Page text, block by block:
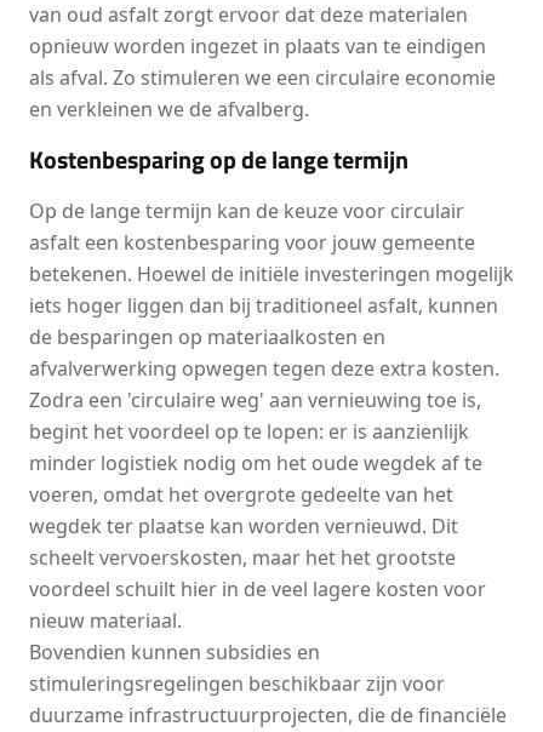
van oud asfalt zorgt ervoor dat deze materialen
opnieuw worden ingezet in plaats van te eindigen
als afval. Zo stimuleren we een circulaire economie
en verkleinen we de afvalberg.
Kostenbesparing op de lange termijn
Op de lange termijn kan de keuze voor circulair
asfalt een kostenbesparing voor jouw gemeente
betekenen. Hoewel de initiële investeringen mogelijk
iets hoger liggen dan bij traditioneel asfalt, kunnen
de besparingen op materiaalkosten en
afvalverwerking opwegen tegen deze extra kosten.
Zodra een 'circulaire weg' aan vernieuwing toe is,
begint het voordeel op te lopen: er is aanzienlijk
minder logistiek nodig om het oude wegdek af te
voeren, omdat het overgrote gedeelte van het
wegdek ter plaatse kan worden vernieuwd. Dit
scheelt vervoerskosten, maar het het grootste
voordeel schuilt hier in de veel lagere kosten voor
nieuw materiaal.
Bovendien kunnen subsidies en
stimuleringsregelingen beschikbaar zijn voor
duurzame infrastructuurprojecten, die de financiële